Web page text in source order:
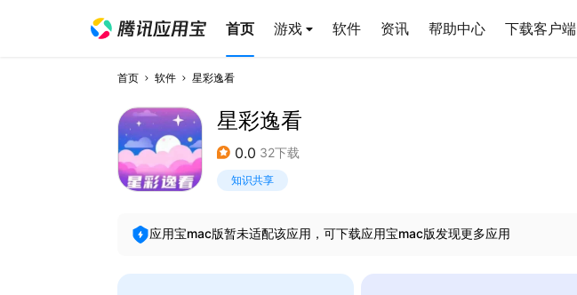
首页 游戏 软件 资讯 帮助中心 下载客户端
首页 软件 星彩逸看
星彩逸看
0.0 32下载
知识共享
应用宝mac版暂未适配该应用，可下载应用宝mac版发现更多应用